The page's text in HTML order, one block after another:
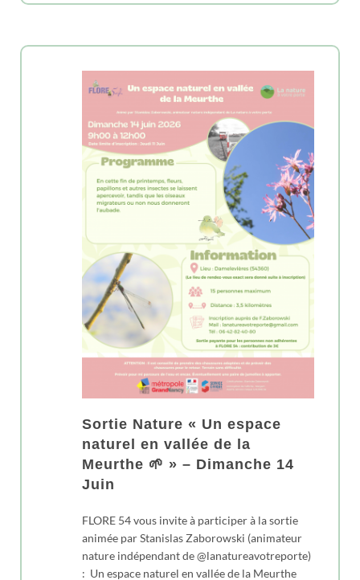
Sortie Nature « Un espace
naturel en vallée de la
Meurthe 🌱 » – Dimanche 14
Juin
FLORE 54 vous invite à participer à la sortie
animée par Stanislas Zaborowski (animateur
nature indépendant de @lanatureavotreporte)
: Un espace naturel en vallée de la Meurthe